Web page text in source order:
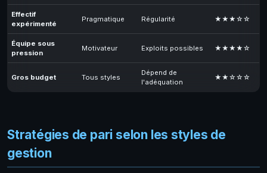
Effectif
expérimenté
Pragmatique Régularité ★★★☆☆
Équipe sous
pression
Motivateur Exploits possibles ★★★★☆
Gros budget Tous styles
Dépend de
l'adéquation
★★☆☆☆
Stratégies de pari selon les styles de
gestion